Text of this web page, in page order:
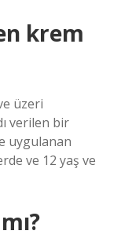
krem
üzeri
verilen bir
uygulanan
ve 12 yaş ve